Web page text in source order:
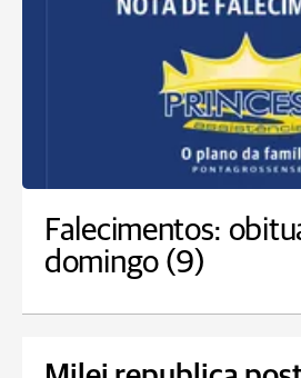
Falecimentos:
domingo (9)